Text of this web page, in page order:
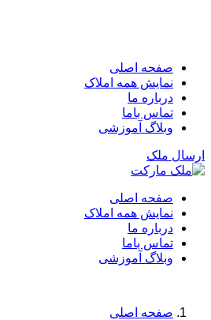
صفحه اصلی
نمایش همه املاک
درباره ما
تماس باما
وبلاگ آموزشی
ارسال ملک
صفحه اصلی
نمایش همه املاک
درباره ما
تماس باما
وبلاگ آموزشی
صفحه اصلی